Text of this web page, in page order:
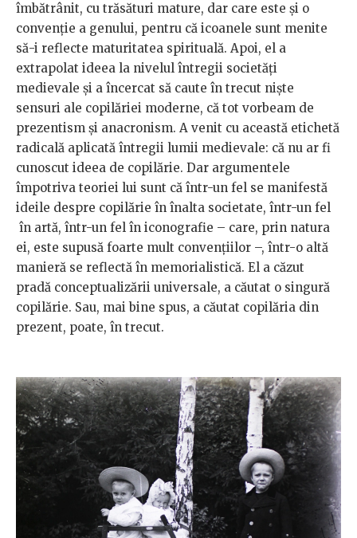
îmbătrânit, cu trăsături mature, dar care este și o
convenție a genului, pentru că icoanele sunt menite
să-i reflecte maturitatea spirituală. Apoi, el a
extrapolat ideea la nivelul întregii societăți
medievale și a încercat să caute în trecut niște
sensuri ale copilăriei moderne, că tot vorbeam de
prezentism și anacronism. A venit cu această etichetă
radicală aplicată întregii lumii medievale: că nu ar fi
cunoscut ideea de copilărie. Dar argumentele
împotriva teoriei lui sunt că într-un fel se manifestă
ideile despre copilărie în înalta societate, într-un fel
în artă, într-un fel în iconografie – care, prin natura
ei, este supusă foarte mult convențiilor –, într-o altă
manieră se reflectă în memorialistică. El a căzut
pradă conceptualizării universale, a căutat o singură
copilărie. Sau, mai bine spus, a căutat copilăria din
prezent, poate, în trecut.